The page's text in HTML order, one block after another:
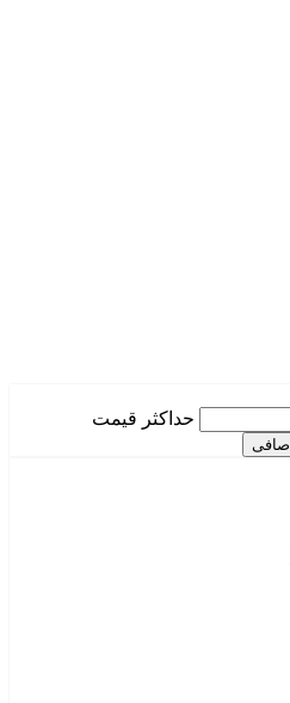
حداكثر قيمت
صافی